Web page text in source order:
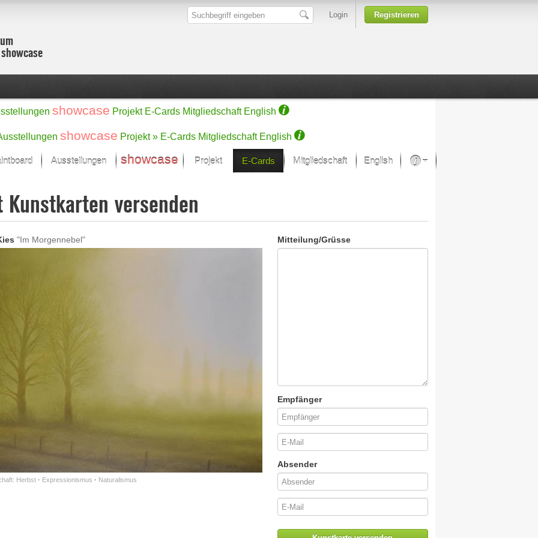
Login Registrieren
showcase Projekt E-Cards Mitgliedschaft English
showcase Projekt » E-Cards Mitgliedschaft English
im Fokus
Malerei
Skulptur/Plastik
Grafik
Ausstellungen showcase Projekt
Ein Künstlerförderprojekt von Samsung
E-Cards Mitgliedschaft English
Kunsthäuser
Kunstkarten versenden
"Im Morgennebel"
Herbst · Expressionismus · Naturalismus
Mitteilung/Grüsse
Empfänger
Absender